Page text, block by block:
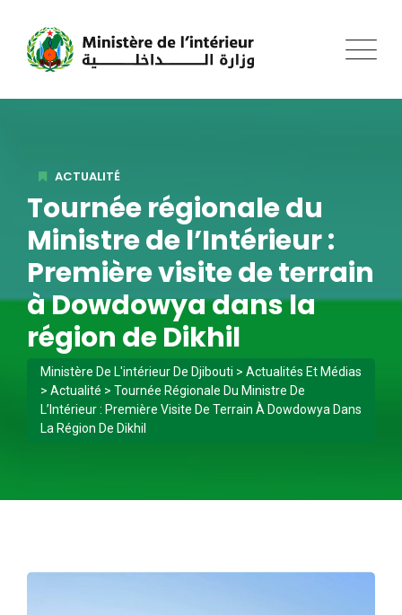
ACTUALITÉ
Tournée régionale du
Ministre de l’Intérieur :
Première visite de terrain
à Dowdowya dans la
région de Dikhil
Ministère De L'intérieur De Djibouti > Actualités Et Médias
> Actualité > Tournée Régionale Du Ministre De
L’Intérieur : Première Visite De Terrain À Dowdowya Dans
La Région De Dikhil